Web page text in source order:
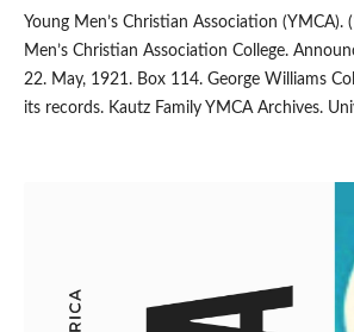
Young Men’s Christian Association (YMCA).
Men’s Christian Association College.
22. May, 1921. Box 114. George Williams
its records. Kautz Family YMCA Archives.